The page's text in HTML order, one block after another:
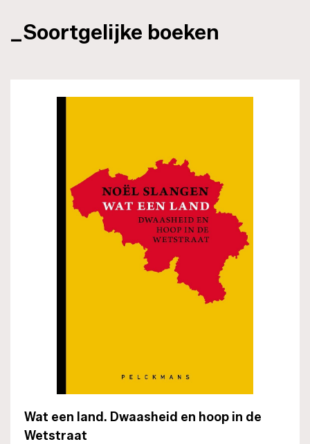
_Soortgelijke boeken
Wat een land. Dwaasheid en hoop in de
Wetstraat